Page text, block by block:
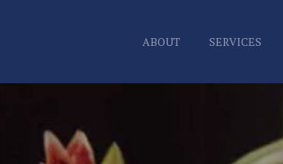
ABOUT SERVICES
PAKET
MENU